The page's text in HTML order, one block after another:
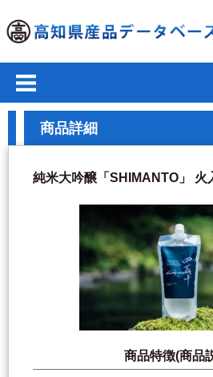
商品詳細
純米大吟醸「SHIMANTO」
商品特徴(商品